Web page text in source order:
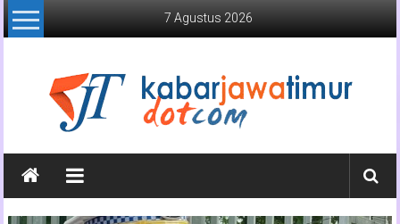
Lompat
ke
7 Agustus 2026
Kabar
Jawa